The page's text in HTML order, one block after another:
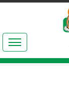
இலக்கியங்கள்
தமிழ் உலகம்